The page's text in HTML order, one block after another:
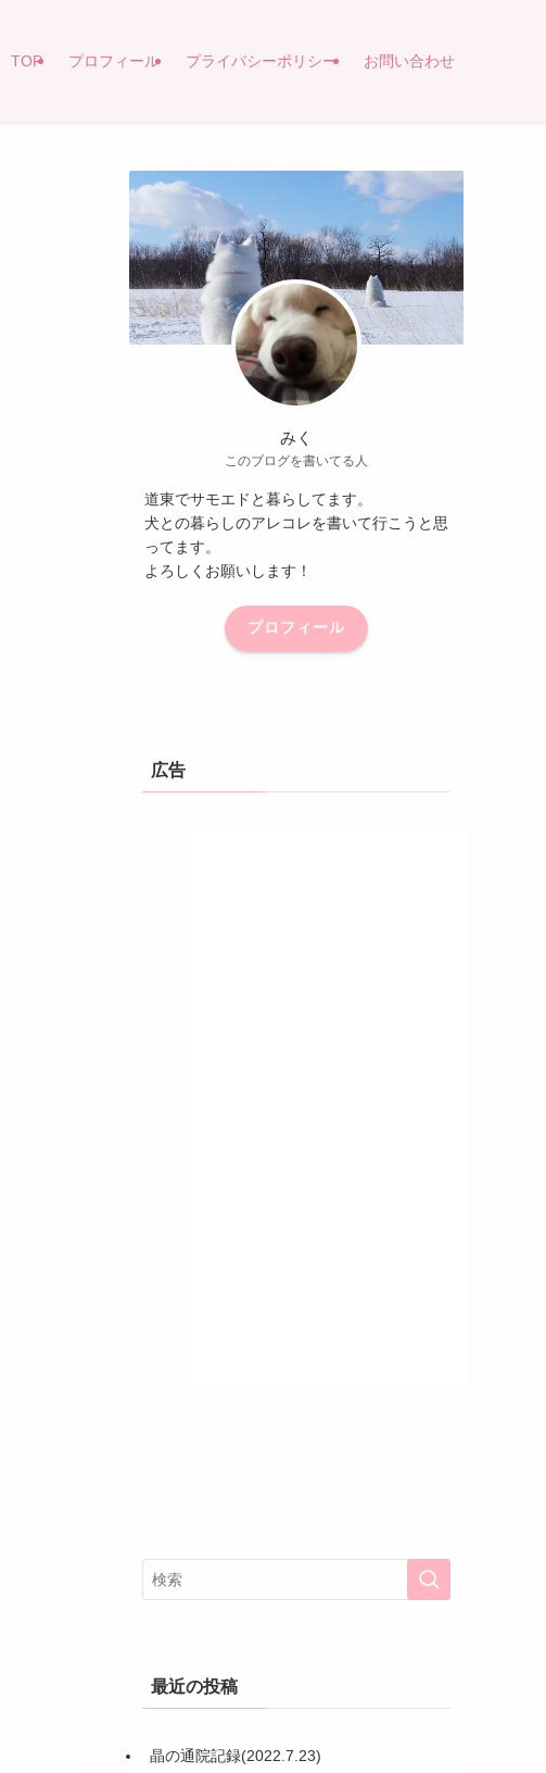
TOP プロフィール プライバシーポリシー お問い合わせ
みく
このブログを書いてる人
道東でサモエドと暮らしてます。
犬との暮らしのアレコレを書いて行こうと思
ってます。
よろしくお願いします！
プロフィール
広告
最近の投稿
晶の通院記録(2022.7.23)